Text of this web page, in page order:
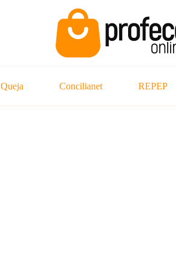
Queja Concilianet REPEP